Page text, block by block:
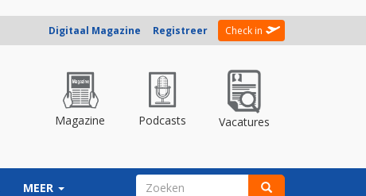
Digitaal Magazine Registreer Check in
Magazine Podcasts Vacatures
MEER ZOEKVELD